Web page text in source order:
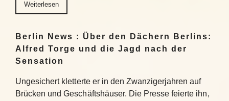
Weiterlesen
Berlin News : Über den Dächern Berlins:
Alfred Torge und die Jagd nach der
Sensation
Ungesichert kletterte er in den Zwanzigerjahren auf
Brücken und Geschäftshäuser. Die Presse feierte ihn,